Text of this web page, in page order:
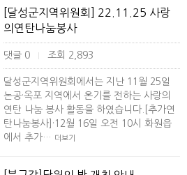
[달성군지역위원회] 22.11.25 사랑
의연탄나눔봉사
댓글 0 조회 2,893
달성군지역위원회에서는 지난 11월 25일
논공·옥포 지역에서 온기를 전하는 사랑의
연탄 나눔 봉사 활동을 하였습니다.[추가연
탄나눔봉사]·12월 16일 오전 10시 화원읍
에서 추가…
더보기